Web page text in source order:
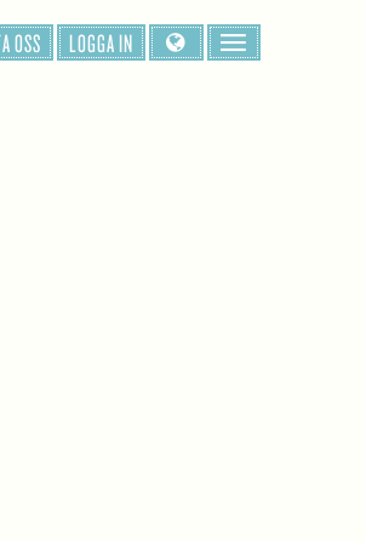
OSS LOGGA IN